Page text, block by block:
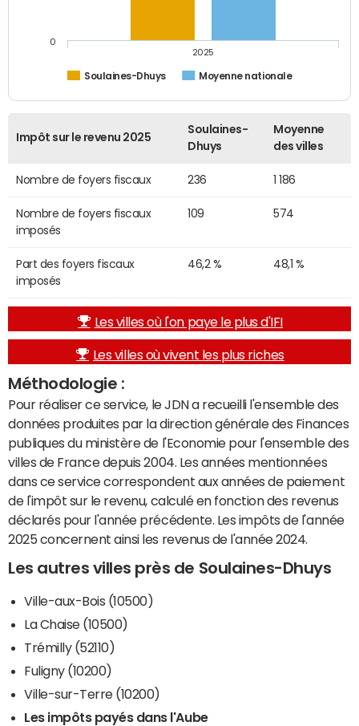
Soulaines-Dhuys Moyenne nationale
2025
0
Impôt sur le revenu 2025
Soulaines-
Dhuys
Moyenne
des villes
Nombre de foyers fiscaux 236 1 186
Nombre de foyers fiscaux
imposés
109 574
Part des foyers fiscaux
imposés
46,2 % 48,1 %
Les villes où l'on paye le plus d'IFI
Les villes où vivent les plus riches
Méthodologie :
Pour réaliser ce service, le JDN a recueilli l'ensemble des
données produites par la direction générale des Finances
publiques du ministère de l'Economie pour l'ensemble des
villes de France depuis 2004. Les années mentionnées
dans ce service correspondent aux années de paiement
de l'impôt sur le revenu, calculé en fonction des revenus
déclarés pour l'année précédente. Les impôts de l'année
2025 concernent ainsi les revenus de l'année 2024.
Les autres villes près de Soulaines-Dhuys
Ville-aux-Bois (10500)
La Chaise (10500)
Trémilly (52110)
Fuligny (10200)
Ville-sur-Terre (10200)
Les impôts payés dans l'Aube